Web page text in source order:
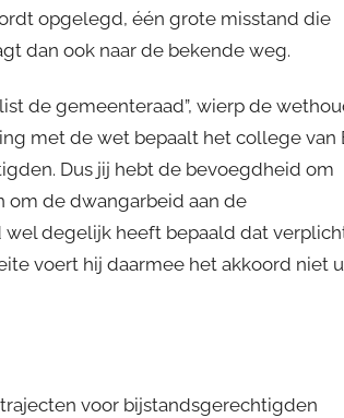
opgelegd, één grote misstand die
dan ook naar de bekende weg.
de gemeenteraad”, wierp de
met de wet bepaalt het college van
Dus jij hebt de bevoegdheid om
om de dwangarbeid aan de
degelijk heeft bepaald dat
voert hij daarmee het akkoord niet
voor bijstandsgerechtigden